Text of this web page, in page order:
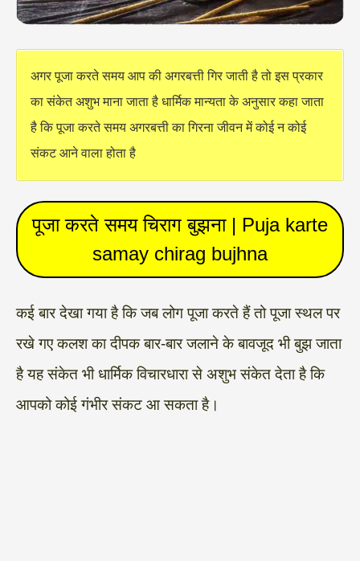
अगर पूजा करते समय आप की अगरबत्ती गिर जाती है तो इस प्रकार
का संकेत अशुभ माना जाता है धार्मिक मान्यता के अनुसार कहा जाता
है कि पूजा करते समय अगरबत्ती का गिरना जीवन में कोई न कोई
संकट आने वाला होता है
पूजा करते समय चिराग बुझना | Puja karte
samay chirag bujhna
कई बार देखा गया है कि जब लोग पूजा करते हैं तो पूजा स्थल पर
रखे गए कलश का दीपक बार-बार जलाने के बावजूद भी बुझ जाता
है यह संकेत भी धार्मिक विचारधारा से अशुभ संकेत देता है कि
आपको कोई गंभीर संकट आ सकता है।